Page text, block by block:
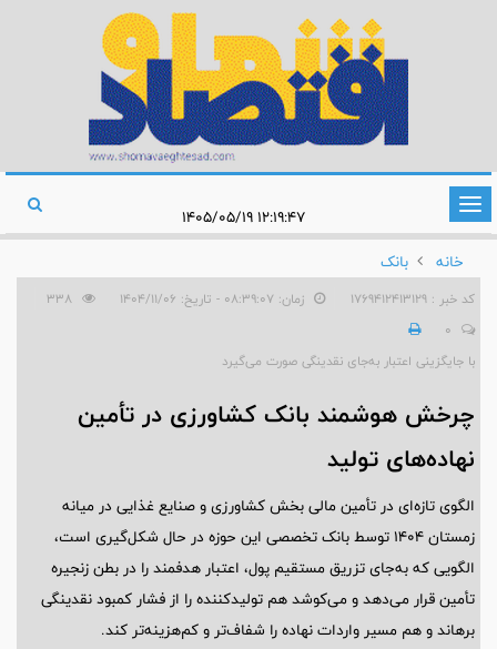
تغییر
وضعیت
ناوبری
خانه
بانک
کد خبر : 1769412413129 زمان: ۰۸:۳۹:۰۷ - تاریخ: ۱۴۰۴/۱۱/۰۶
0
با جایگزینی اعتبار به‌جای نقدینگی صورت می‌گیرد
چرخش هوشمند بانک کشاورزی در تأمین
نهاده‌های تولید
الگوی تازه‌ای در تأمین مالی بخش کشاورزی و صنایع غذایی در میانه
زمستان ۱۴۰۴ توسط بانک تخصصی این حوزه در حال شکل‌گیری است،
الگویی که به‌جای تزریق مستقیم پول، اعتبار هدفمند را در بطن زنجیره
تأمین قرار می‌دهد و می‌کوشد هم تولیدکننده را از فشار کمبود نقدینگی
برهاند و هم مسیر واردات نهاده را شفاف‌تر و کم‌هزینه‌تر کند.